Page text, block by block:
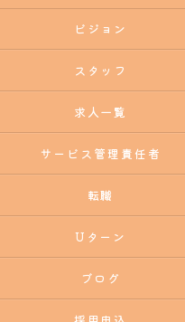
ビジョン
スタッフ
求人一覧
サービス管理責任者
転職
Uターン
ブログ